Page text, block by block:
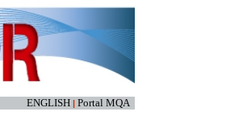
ENGLISH | Portal MQA